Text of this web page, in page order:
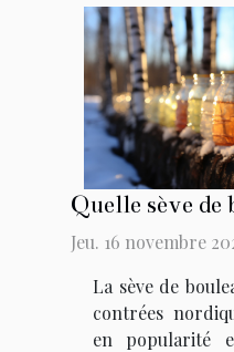
Quelle sève
Jeu. 16 novembre
La sève de
contrées
en popularité